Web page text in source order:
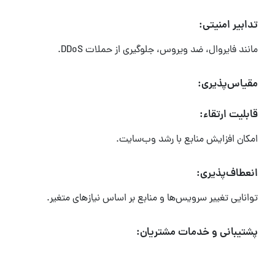
تدابیر امنیتی:
مانند فایروال، ضد ویروس، جلوگیری از حملات DDoS.
مقیاس‌پذیری:
قابلیت ارتقاء:
امکان افزایش منابع با رشد وب‌سایت.
انعطاف‌پذیری:
توانایی تغییر سرویس‌ها و منابع بر اساس نیازهای متغیر.
پشتیبانی و خدمات مشتریان: